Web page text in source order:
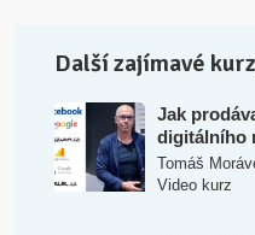
Další zajímavé
Jak
digitálního
Tomáš
Video kurz